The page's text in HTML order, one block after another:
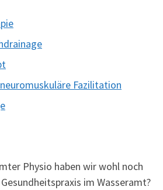
Fazilitation
Physio haben wir wohl noch
im Wasseramt?